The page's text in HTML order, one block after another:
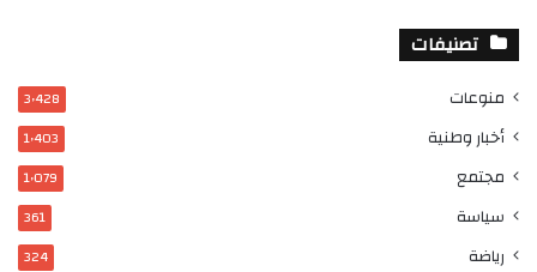
تصنيفات
منوعات 3٬428
أخبار وطنية 1٬403
مجتمع 1٬079
سياسة 361
رياضة 324